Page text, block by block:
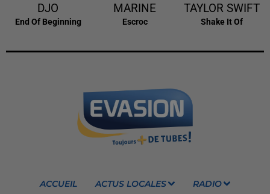
DJO
End Of Beginning
MARINE
Escroc
TAYLOR SWIFT
Shake It Of
ACCUEIL ACTUS LOCALES RADIO